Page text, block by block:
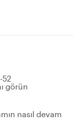
52
görün
nasıl devam